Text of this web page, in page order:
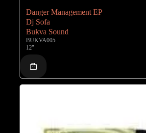
Danger Management EP
Dj Sofa
Bukva Sound
BUKVA005
12"